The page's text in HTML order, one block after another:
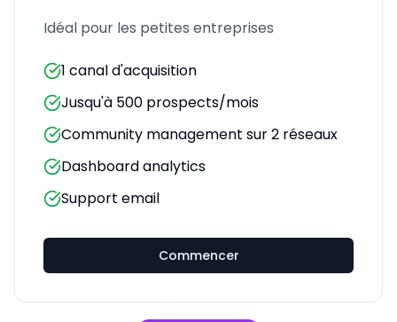
Idéal pour les petites entreprises
1 canal d'acquisition
Jusqu'à 500 prospects/mois
Community management sur 2 réseaux
Dashboard analytics
Support email
Commencer